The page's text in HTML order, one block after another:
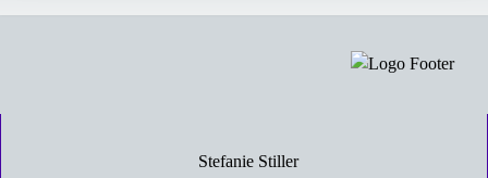
Stefanie Stiller